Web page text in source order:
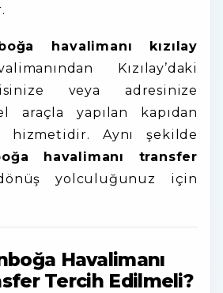
havalimanı kızılay
Kızılay’daki
veya adresinize
araçla yapılan kapıdan
hizmetidir. Aynı şekilde
havalimanı transfer
yolculuğunuz için
Havalimanı
Tercih Edilmeli?